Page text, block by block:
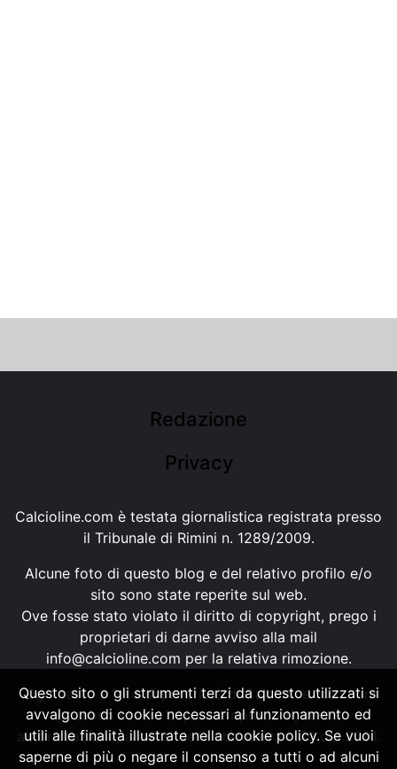
Redazione
Privacy
Calcioline.com è testata giornalistica registrata presso
il Tribunale di Rimini n. 1289/2009.
Alcune foto di questo blog e del relativo profilo e/o
sito sono state reperite sul web.
Ove fosse stato violato il diritto di copyright, prego i
proprietari di darne avviso alla mail
info@calcioline.com per la relativa rimozione.
Ogni testo e foto di proprietà di Calcioline.com non
possono essere copiati o riprodotti, senza
autorizzazione, ai sensi della normativa n.29 del 2001.
Questo sito o gli strumenti terzi da questo utilizzati si
avvalgono di cookie necessari al funzionamento ed
utili alle finalità illustrate nella cookie policy. Se vuoi
saperne di più o negare il consenso a tutti o ad alcuni